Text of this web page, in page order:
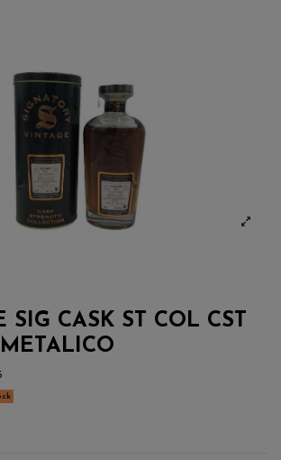
SIG CASK ST COL CST